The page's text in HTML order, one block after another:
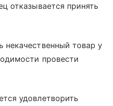
отказывается принять
некачественный товар у
провести
удовлетворить